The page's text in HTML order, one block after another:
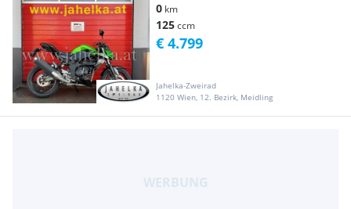
0 km
125ccm
Jahelka-Zweirad
1120 Wien, 12. Bezirk, Meidling
€ 4.799